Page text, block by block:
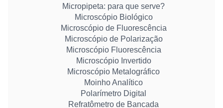
Micropipeta: para que serve?
Microscópio Biológico
Microscópio de Fluorescência
Microscópio de Polarização
Microscópio Fluorescência
Microscópio Invertido
Microscópio Metalográfico
Moinho Analítico
Polarímetro Digital
Refratômetro de Bancada